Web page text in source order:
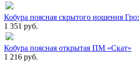
Кобура поясная скрытого ношения
1 351 руб.
Кобура поясная открытая ПМ «Скат»
1 216 руб.